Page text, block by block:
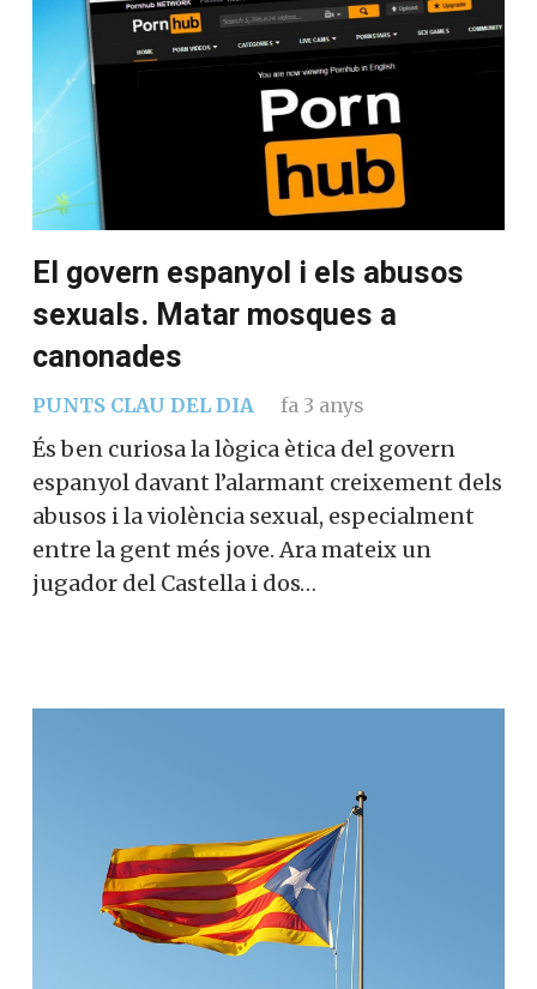
El govern espanyol i els abusos
sexuals. Matar mosques a
canonades
PUNTS CLAU DEL DIA
És ben curiosa la lògica ètica del govern
espanyol davant l’alarmant creixement
dels abusos i la violència sexual,
especialment entre la gent més jove. Ara
mateix un jugador del Castella i dos…